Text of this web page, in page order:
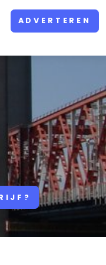
ADVERTEREN